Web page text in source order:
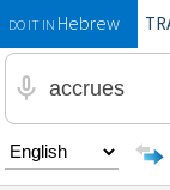
DO IT INHebrew